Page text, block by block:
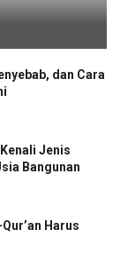
dan Cara
Jenis
Bangunan
Harus